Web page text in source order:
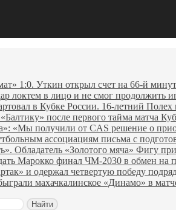
1:0. Уткин открыл счет на 66‑й
локтем в лицо и не смог продолжить
в Кубке России. 16-летний Полех
после первого тайма матча
«Мы получили от CAS решение о
ассоциациям письма с
Обладатель «Золотого мяча» Фигу
Марокко финал ЧМ‑2030 в обмен
и одержал четвертую победу
махачкалинское «Динамо» в
Найти